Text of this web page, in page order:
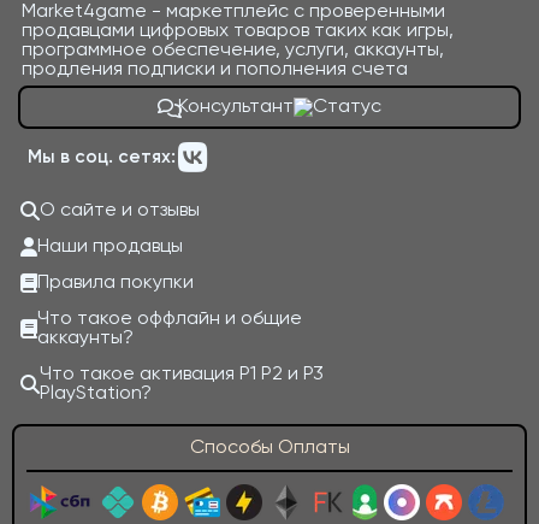
Market4game - маркетплейс с проверенными
продавцами цифровых товаров таких как игры,
программное обеспечение, услуги, аккаунты,
продления подписки и пополнения счета
Консультант
Мы в соц. сетях:
О сайте и отзывы
Наши продавцы
Правила покупки
Что такое оффлайн и общие
аккаунты?
Что такое активация P1 P2 и P3
PlayStation?
Способы Оплаты